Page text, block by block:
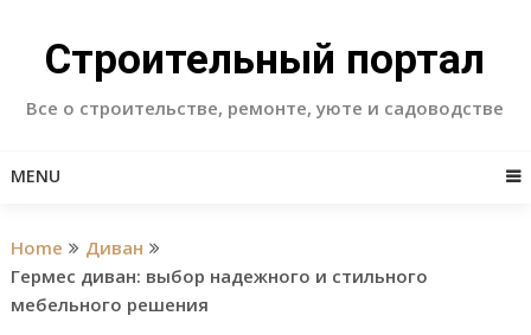
contentСтроительный портал
Все о строительстве, ремонте, уюте и садоводстве
MENU
Home
Диван
Гермес диван: выбор надежного и стильного
мебельного решения